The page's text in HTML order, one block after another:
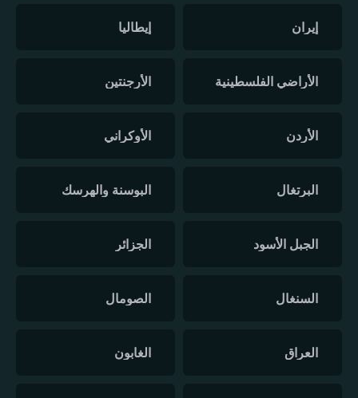
إيران إيطاليا
الأراضي الفلسطينية الأرجنتين
الأردن الأوكراني
البرتغال البوسنة والهرسك
الجبل الأسود الجزائر
السنغال الصومال
العراق الغابون